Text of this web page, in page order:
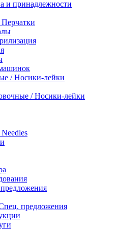
и принадлежности
Перчатки
/ Носики-лейки
/ Носики-лейки
предложения